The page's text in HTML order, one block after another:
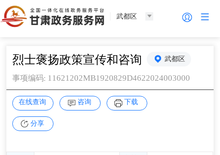
武都区
烈士褒扬政策宣传和咨询 武都区
事项编码: 11621202MB1920829D4622024003000
在线查询 咨询 下载
分享